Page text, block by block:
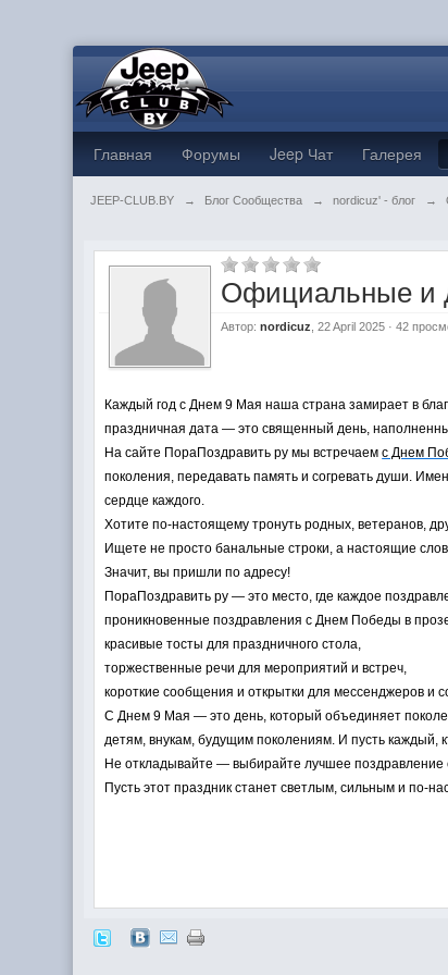
Главная Форумы Jeep Чат Галерея
JEEP-CLUB.BY → Блог Сообщества → nordicuz' - блог →
Официальные и
Автор:nordicuz , 22 April 2025 · 42
Каждый год с Днем 9 Мая наша страна замирает в
праздничная дата — это священный день,
На сайте ПораПоздравить ру мы встречаемс Днем
поколения, передавать память и согревать души.
сердце каждого.
Хотите по-настоящему тронуть родных, ветеранов,
Ищете не просто банальные строки, а настоящие
Значит, вы пришли по адресу!
ПораПоздравить ру — это место, где каждое
проникновенные поздравления с Днем Победы в
красивые тосты для праздничного стола,
торжественные речи для мероприятий и встреч,
короткие сообщения и открытки для мессенджеров и
С Днем 9 Мая — это день, который объединяет
детям, внукам, будущим поколениям. И пусть каждый,
Не откладывайте — выбирайте лучшее
Пусть этот праздник станет светлым, сильным и по-